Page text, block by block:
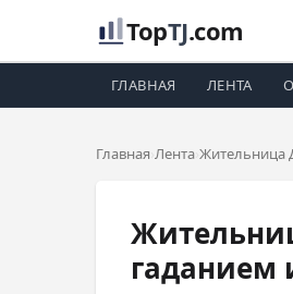
TopTJ.com
ГЛАВНАЯ ЛЕНТА
Главная Лента Жительница
гаданием